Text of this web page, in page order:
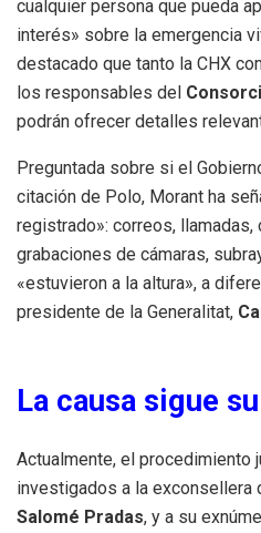
cualquier persona que pueda
interés» sobre la emergencia
destacado que tanto la CHX
los responsables del
podrán ofrecer detalles
Preguntada sobre si el
citación de Polo, Morant ha
registrado»: correos, llamadas,
grabaciones de cámaras,
«estuvieron a la altura», a
presidente de la Generalitat,
La causa sigue
Actualmente, el procedimiento
investigados a la exconsellera
Salomé Pradas, y a su